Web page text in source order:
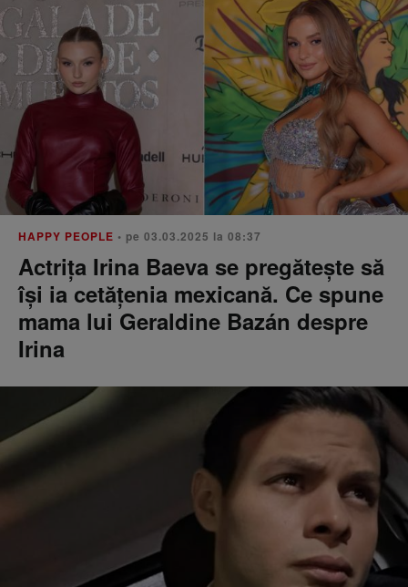
HAPPY PEOPLE • pe 03.03.2025 la 08:37
Actrița Irina Baeva se pregătește să
își ia cetățenia mexicană. Ce spune
mama lui Geraldine Bazán despre
Irina